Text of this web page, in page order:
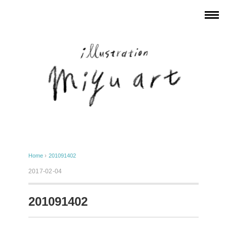
Home › 201091402
2017-02-04
201091402